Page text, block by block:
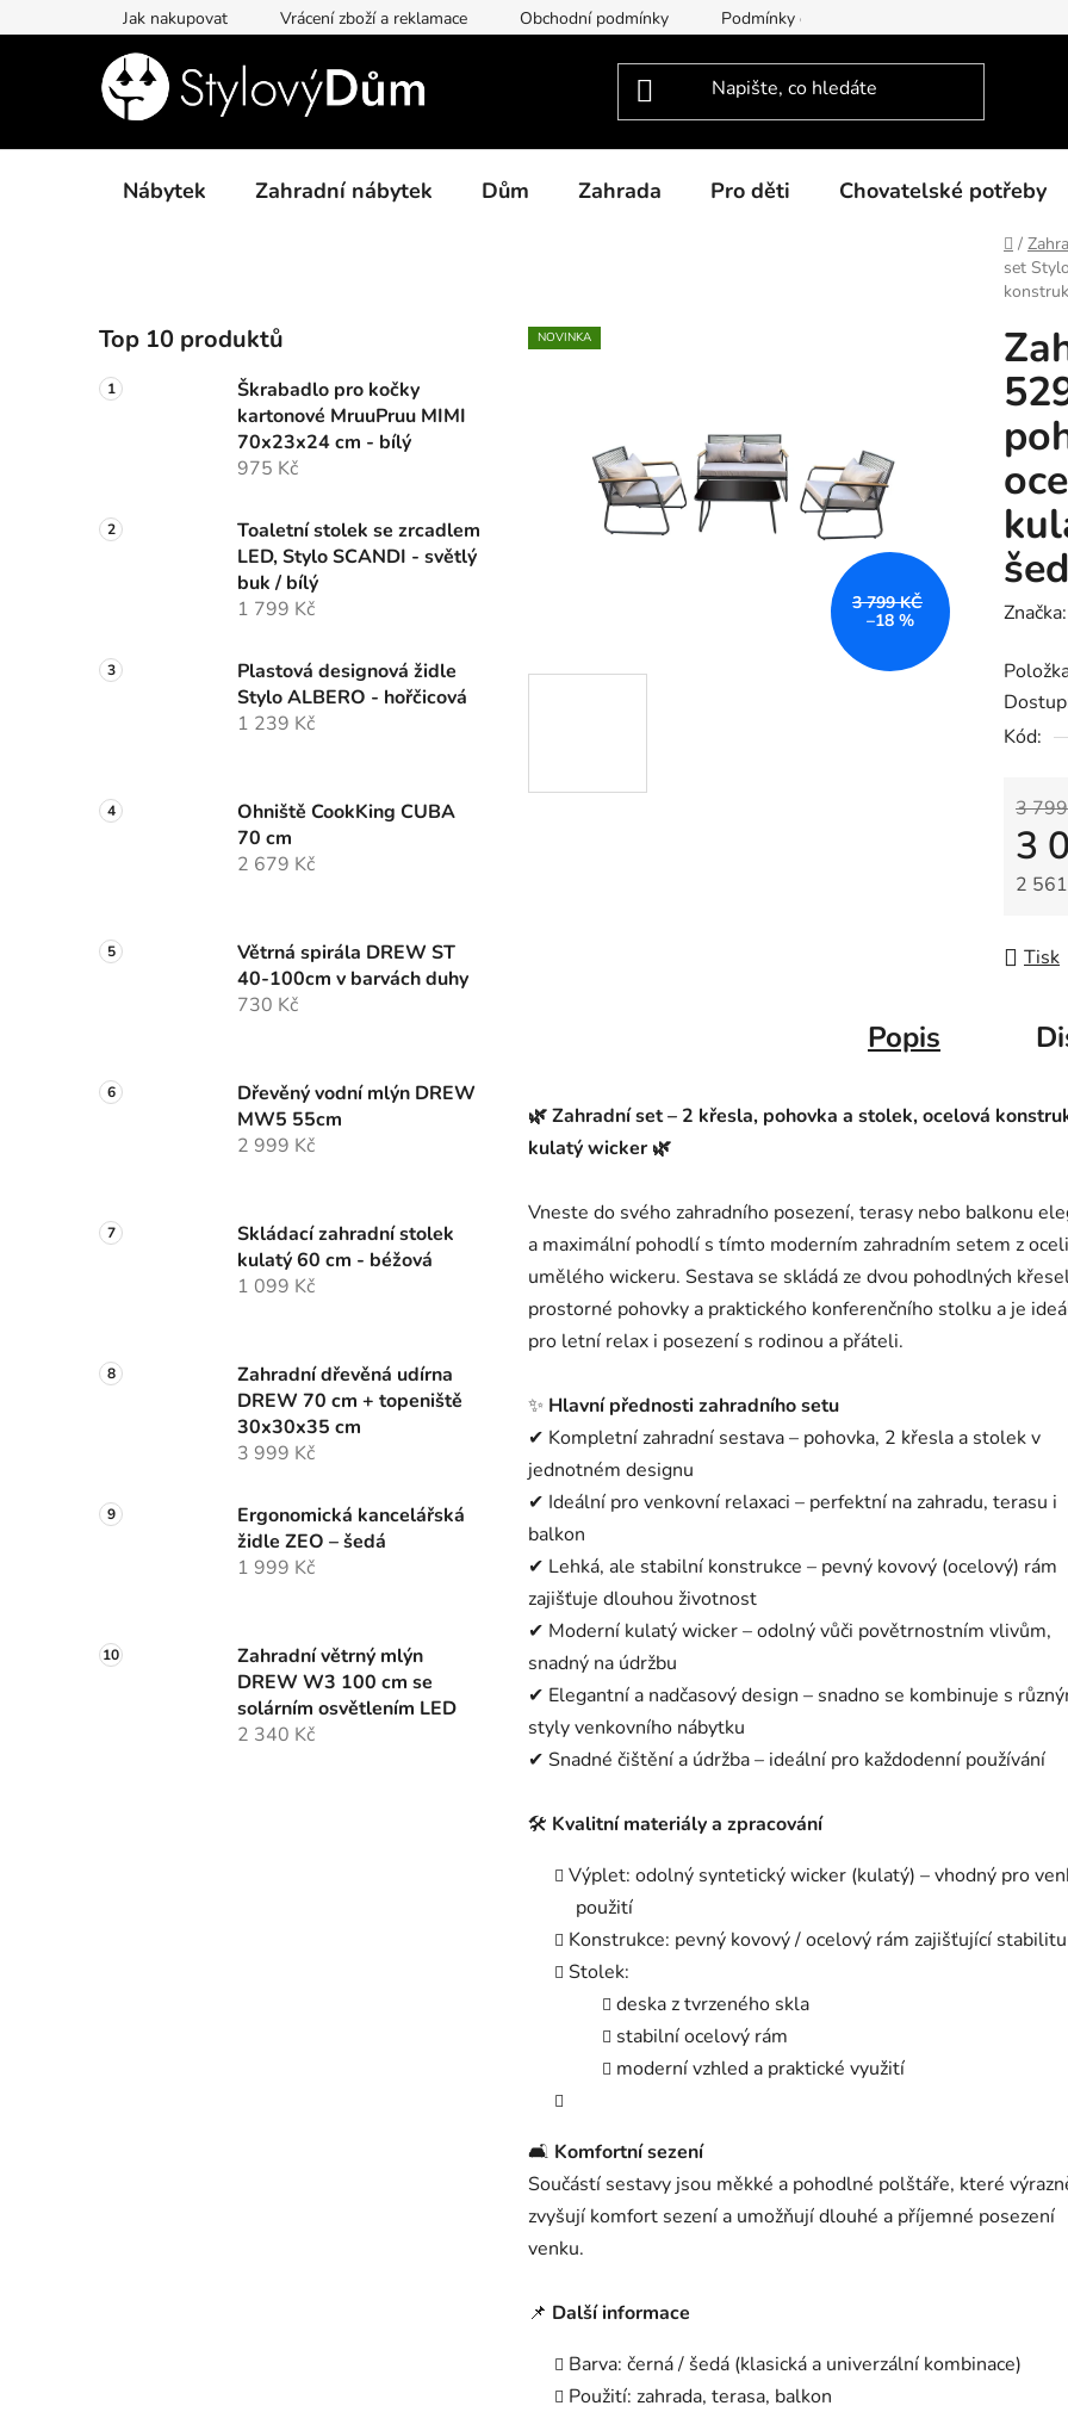
na
Jak nakupovat Vrácení zboží a reklamace Obchodní podmínky Podmínky ochrany osobních údajů
Nábytek Zahradní nábytek Dům Zahrada Pro děti Chovatelské potřeby
Domů
/
set
o
s
t
n
n
e
Top 10 produktů
Škrabadlo pro kočky
kartonové MruuPruu MIMI
70x23x24 cm - bílý
975 Kč
Toaletní stolek se zrcadlem
LED, Stylo SCANDI - světlý
buk / bílý
1 799 Kč
Plastová designová židle
Stylo ALBERO - hořčicová
1 239 Kč
Ohniště CookKing CUBA
70 cm
2 679 Kč
Větrná spirála DREW ST
40-100cm v barvách duhy
730 Kč
Dřevěný vodní mlýn DREW
MW5 55cm
2 999 Kč
Skládací zahradní stolek
kulatý 60 cm - béžová
1 099 Kč
Zahradní dřevěná udírna
DREW 70 cm + topeniště
30x30x35 cm
3 999 Kč
Ergonomická kancelářská
židle ZEO – šedá
1 999 Kč
Zahradní větrný mlýn
DREW W3 100 cm se
solárním osvětlením LED
2 340 Kč
Značka:
Kód:
3
3
2
Tisk
NOVINKA
3 799 KČ
–18 %
Popis
🌿 Zahradní set – 2 křesla, pohovka a stolek, ocelová
kulatý wicker 🌿
Vneste do svého zahradního posezení, terasy nebo balkonu
a maximální pohodlí s tímto moderním zahradním setem z
umělého wickeru. Sestava se skládá ze dvou pohodlných
prostorné pohovky a praktického konferenčního stolku a je
pro letní relax i posezení s rodinou a přáteli.
✨ Hlavní přednosti zahradního setu
✔ Kompletní zahradní sestava – pohovka, 2 křesla a stolek v
jednotném designu
✔ Ideální pro venkovní relaxaci – perfektní na zahradu, terasu i
balkon
✔ Lehká, ale stabilní konstrukce – pevný kovový (ocelový) rám
zajišťuje dlouhou životnost
✔ Moderní kulatý wicker – odolný vůči povětrnostním vlivům,
snadný na údržbu
✔ Elegantní a nadčasový design – snadno se kombinuje s
styly venkovního nábytku
✔ Snadné čištění a údržba – ideální pro každodenní používání
🛠️ Kvalitní materiály a zpracování
Výplet: odolný syntetický wicker (kulatý) – vhodný pro
použití
Konstrukce: pevný kovový / ocelový rám zajišťující stabilitu
Stolek:
deska z tvrzeného skla
stabilní ocelový rám
moderní vzhled a praktické využití
🛋️ Komfortní sezení
Součástí sestavy jsou měkké a pohodlné polštáře, které
zvyšují komfort sezení a umožňují dlouhé a příjemné posezení
venku.
📌 Další informace
Barva: černá / šedá (klasická a univerzální kombinace)
Použití: zahrada, terasa, balkon